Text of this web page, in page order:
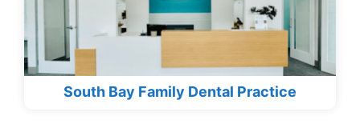
South Bay Family Dental Practice